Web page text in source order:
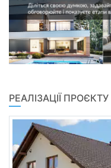
РЕАЛІЗАЦІЇ ПРОЄКТУ